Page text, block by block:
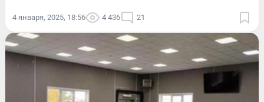
4 января, 2025, 18:56 4 436 21